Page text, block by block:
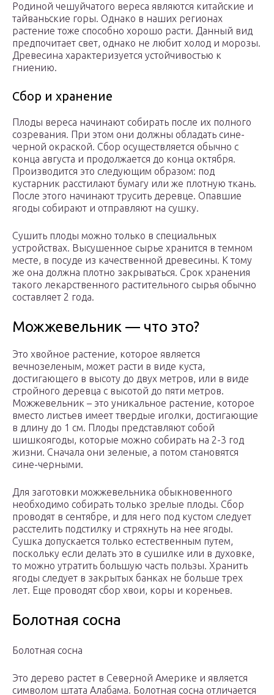
Родиной чешуйчатого вереса являются китайские и
тайваньские горы. Однако в наших регионах
растение тоже способно хорошо расти. Данный вид
предпочитает свет, однако не любит холод и морозы.
Древесина характеризуется устойчивостью к
гниению.
Сбор и хранение
Плоды вереса начинают собирать после их полного
созревания. При этом они должны обладать сине-
черной окраской. Сбор осуществляется обычно с
конца августа и продолжается до конца октября.
Производится это следующим образом: под
кустарник расстилают бумагу или же плотную ткань.
После этого начинают трусить деревце. Опавшие
ягоды собирают и отправляют на сушку.
Сушить плоды можно только в специальных
устройствах. Высушенное сырье хранится в темном
месте, в посуде из качественной древесины. К тому
же она должна плотно закрываться. Срок хранения
такого лекарственного растительного сырья обычно
составляет 2 года.
Можжевельник — что это?
Это хвойное растение, которое является
вечнозеленым, может расти в виде куста,
достигающего в высоту до двух метров, или в виде
стройного деревца с высотой до пяти метров.
Можжевельник – это уникальное растение, которое
вместо листьев имеет твердые иголки, достигающие
в длину до 1 см. Плоды представляют собой
шишкоягоды, которые можно собирать на 2-3 год
жизни. Сначала они зеленые, а потом становятся
сине-черными.
Для заготовки можжевельника обыкновенного
необходимо собирать только зрелые плоды. Сбор
проводят в сентябре, и для него под кустом следует
расстелить подстилку и стряхнуть на нее ягоды.
Сушка допускается только естественным путем,
поскольку если делать это в сушилке или в духовке,
то можно утратить большую часть пользы. Хранить
ягоды следует в закрытых банках не больше трех
лет. Еще проводят сбор хвои, коры и кореньев.
Болотная сосна
Болотная сосна
Это дерево растет в Северной Америке и является
символом штата Алабама. Болотная сосна отличается